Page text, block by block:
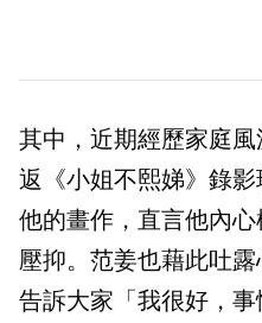
其中，近期經歷家庭
返《小姐不熙娣》錄
他的畫作，直言他內
壓抑。范姜也藉此吐
告訴大家「我很好，